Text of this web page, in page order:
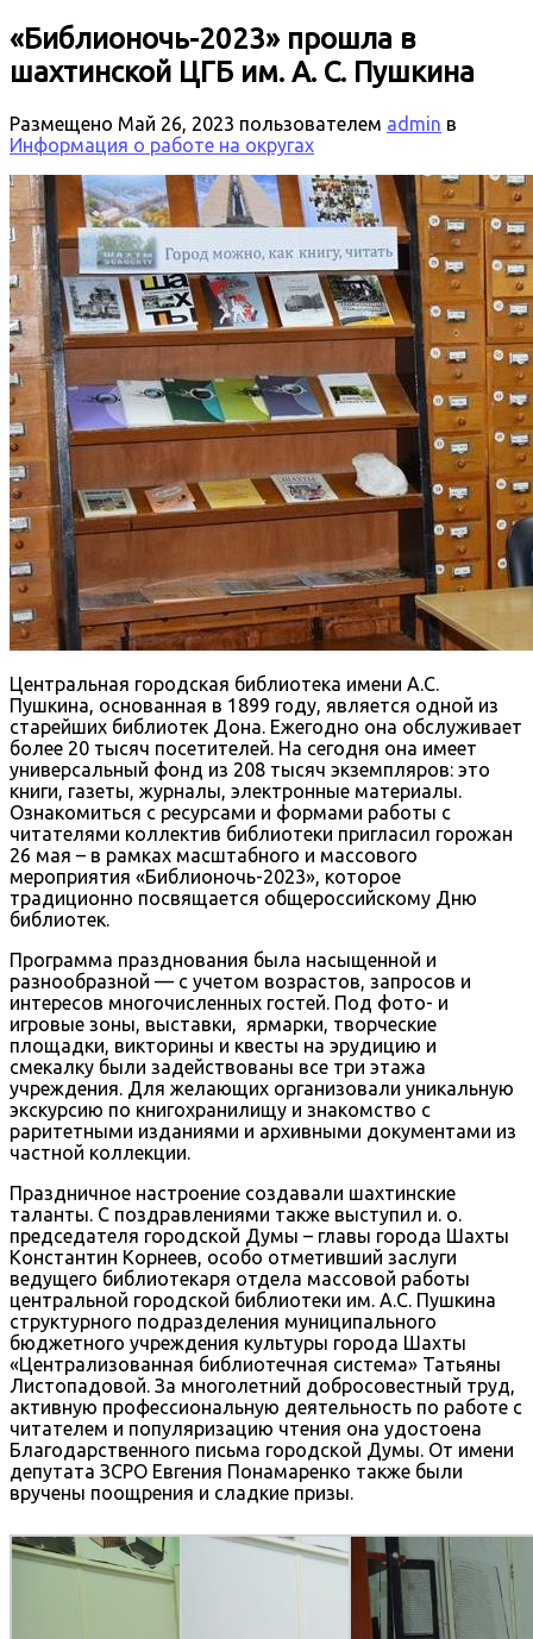
«Библионочь-2023» прошла в
шахтинской ЦГБ им. А. С. Пушкина
Размещено Май 26, 2023 пользователем admin в
Информация о работе на округах
Центральная городская библиотека имени А.С.
Пушкина, основанная в 1899 году, является одной из
старейших библиотек Дона. Ежегодно она обслуживает
более 20 тысяч посетителей. На сегодня она имеет
универсальный фонд из 208 тысяч экземпляров: это
книги, газеты, журналы, электронные материалы.
Ознакомиться с ресурсами и формами работы с
читателями коллектив библиотеки пригласил горожан
26 мая – в рамках масштабного и массового
мероприятия «Библионочь-2023», которое
традиционно посвящается общероссийскому Дню
библиотек.
Программа празднования была насыщенной и
разнообразной — с учетом возрастов, запросов и
интересов многочисленных гостей. Под фото- и
игровые зоны, выставки, ярмарки, творческие
площадки, викторины и квесты на эрудицию и
смекалку были задействованы все три этажа
учреждения. Для желающих организовали уникальную
экскурсию по книгохранилищу и знакомство с
раритетными изданиями и архивными документами из
частной коллекции.
Праздничное настроение создавали шахтинские
таланты. С поздравлениями также выступил и. о.
председателя городской Думы – главы города Шахты
Константин Корнеев, особо отметивший заслуги
ведущего библиотекаря отдела массовой работы
центральной городской библиотеки им. А.С. Пушкина
структурного подразделения муниципального
бюджетного учреждения культуры города Шахты
«Централизованная библиотечная система» Татьяны
Листопадовой. За многолетний добросовестный труд,
активную профессиональную деятельность по работе с
читателем и популяризацию чтения она удостоена
Благодарственного письма городской Думы. От имени
депутата ЗСРО Евгения Понамаренко также были
вручены поощрения и сладкие призы.